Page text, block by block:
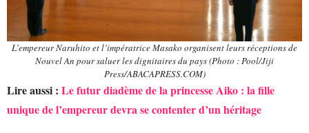
L’empereur Naruhito et l’impératrice Masako organisent leurs réceptions de
Nouvel An pour saluer les dignitaires du pays (Photo : Pool/Jiji
Press/ABACAPRESS.COM)
Lire aussi : Le futur diadème de la princesse Aiko : la fille
unique de l’empereur devra se contenter d’un héritage